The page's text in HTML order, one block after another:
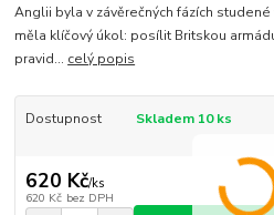
Anglii byla v závěrečných fázích
měla klíčový úkol: posílit Britskou
pravid... celý popis
Dostupnost Skladem 10 ks
620 Kč/ks
620 Kč bez DPH